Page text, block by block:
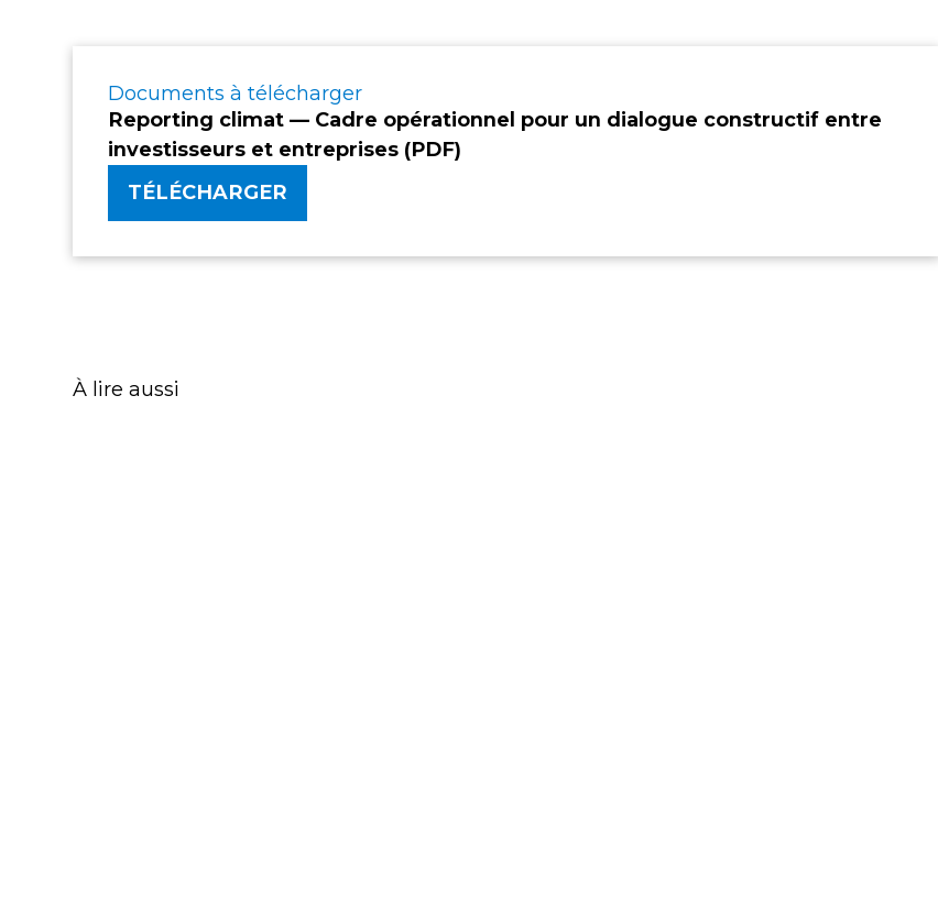
Documents à télécharger
Reporting climat — Cadre opérationnel pour un dialogue constructif entre
investisseurs et entreprises (PDF)
TÉLÉCHARGER
À lire aussi